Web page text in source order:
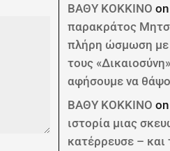
ΒΑΘΥ ΚΟΚΚΙΝΟ
παρακράτος
πλήρη ώσμωση με
τους
αφήσουμε να
ΒΑΘΥ ΚΟΚΚΙΝΟ on
ιστορία μιας
κατέρρευσε – και